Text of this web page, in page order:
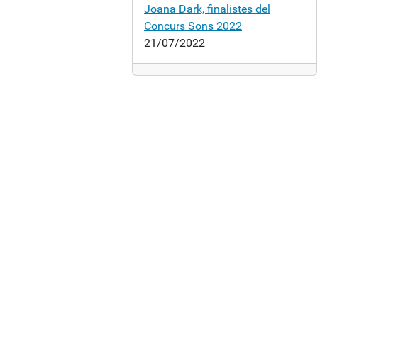
Joana Dark, finalistes del
Concurs Sons 2022
21/07/2022